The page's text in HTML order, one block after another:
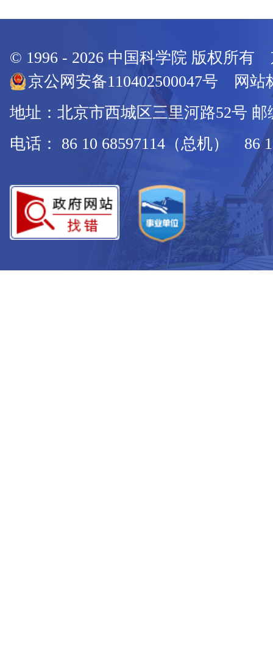
© 1996 - 2026 中国科学院 版权所有
京公网安备110402500047号 网站
地址：北京市西城区三里河路52号 邮
电话： 86 10 68597114（总机） 86